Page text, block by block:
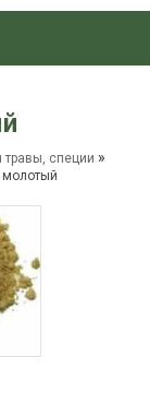
специи »
молотый